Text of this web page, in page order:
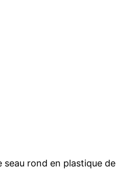
seau rond en plastique de